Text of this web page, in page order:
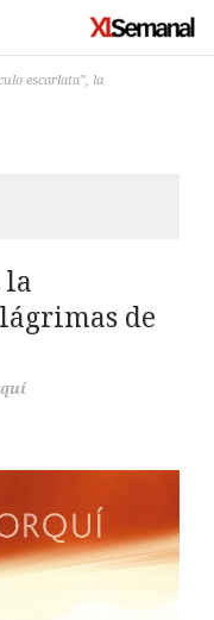
escarlata”, la
la
de